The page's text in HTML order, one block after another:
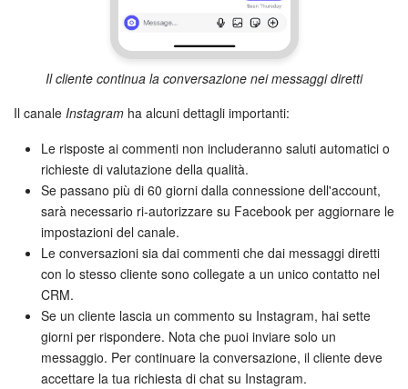
Il cliente continua la conversazione nei messaggi diretti
Il canale Instagram ha alcuni dettagli importanti:
Le risposte ai commenti non includeranno saluti automatici o
richieste di valutazione della qualità.
Se passano più di 60 giorni dalla connessione dell'account,
sarà necessario ri-autorizzare su Facebook per aggiornare le
impostazioni del canale.
Le conversazioni sia dai commenti che dai messaggi diretti
con lo stesso cliente sono collegate a un unico contatto nel
CRM.
Se un cliente lascia un commento su Instagram, hai sette
giorni per rispondere. Nota che puoi inviare solo un
messaggio. Per continuare la conversazione, il cliente deve
accettare la tua richiesta di chat su Instagram.